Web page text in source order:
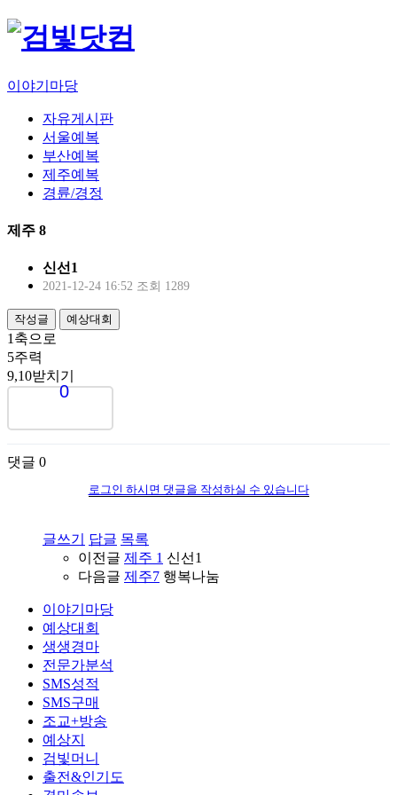
이야기마당
자유게시판
서울예복
부산예복
제주예복
경륜/경정
제주 8
신선1
2021-12-24 16:52 조회 1289
작성글 예상대회
1축으로
5주력
9,10받치기
0
댓글 0
로그인 하시면 댓글을 작성하실 수 있습니다
글쓰기 답글 목록
이전글 제주 1 신선1
다음글 제주7 행복나눔
이야기마당
예상대회
생생경마
전문가분석
SMS성적
SMS구매
조교+방송
예상지
검빛머니
출전&인기도